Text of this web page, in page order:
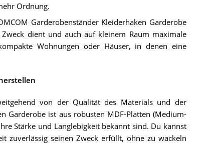
Ordnung.
Garderobenständer Kleiderhaken Garderobe
dient und auch auf kleinem Raum maximale
Wohnungen oder Häuser, in denen eine
von der Qualität des Materials und der
Garderobe ist aus robusten MDF-Platten (Medium-
Stärke und Langlebigkeit bekannt sind. Du kannst
zuverlässig seinen Zweck erfüllt, ohne zu wackeln